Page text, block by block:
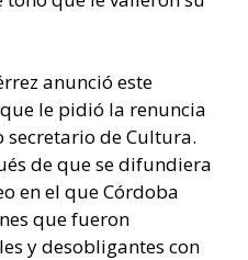
anunció este
le pidió la renuncia
de Cultura.
de que se difundiera
en el que Córdoba
que fueron
y desobligantes con